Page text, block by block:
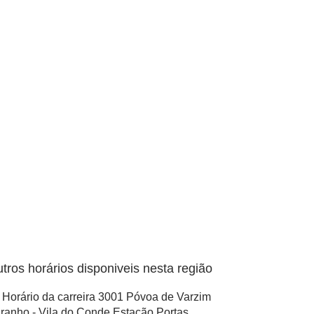
horários disponiveis nesta região
Horário da carreira 3001 Póvoa de Varzim